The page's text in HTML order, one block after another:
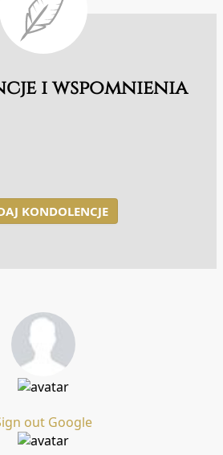
i wspomnienia
KONDOLENCJE
out Google